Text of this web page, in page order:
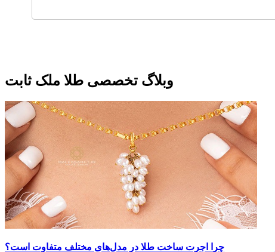
وبلاگ تخصصی طلا ملک ثابت
چرا اجرت ساخت طلا در مدل‌های مختلف متفاوت است؟